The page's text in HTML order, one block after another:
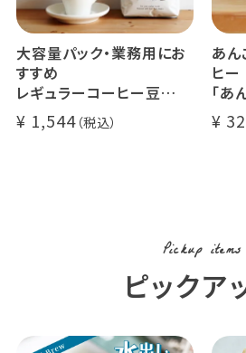
大容量パック・業務用にお
すすめ
レギュラーコーヒー豆
イツモブレンド 500g
1,544
あん
ヒー
「あ
珈
Pickup items
ピックア